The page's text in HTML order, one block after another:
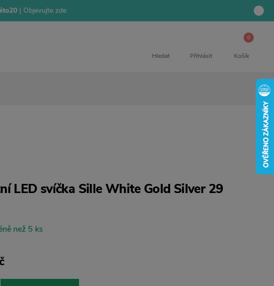
| Objevujte zde
Hledat Přihlásit
0
Košík
LED svíčka Sille White Gold Silver 29
než 5 ks